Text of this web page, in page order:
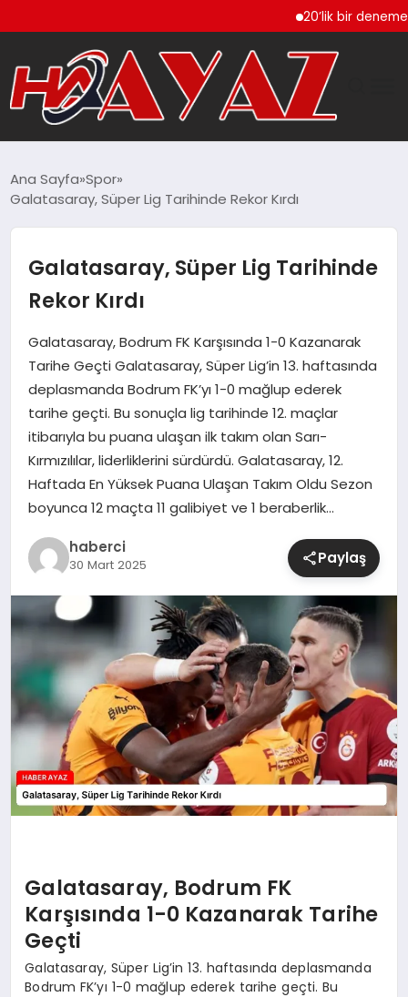
20’lik bir deneme
EĞITIM
EKONOMI
SAĞLIK
SIYASET
TEKNOLOJI
Ana Sayfa Spor
Galatasaray, Süper Lig Tarihinde Rekor Kırdı
Galatasaray, Süper Lig Tarihinde
Rekor Kırdı
Galatasaray, Bodrum FK Karşısında 1-0 Kazanarak
Tarihe Geçti Galatasaray, Süper Lig’in 13. haftasında
deplasmanda Bodrum FK’yı 1-0 mağlup ederek
tarihe geçti. Bu sonuçla lig tarihinde 12. maçlar
itibarıyla bu puana ulaşan ilk takım olan Sarı-
Kırmızılılar, liderliklerini sürdürdü. Galatasaray, 12.
Haftada En Yüksek Puana Ulaşan Takım Oldu Sezon
boyunca 12 maçta 11 galibiyet ve 1 beraberlik…
haberci
30 Mart 2025 Paylaş
Galatasaray, Bodrum FK
Karşısında 1-0 Kazanarak Tarihe
Geçti
Galatasaray, Süper Lig’in 13. haftasında deplasmanda
Bodrum FK’yı 1-0 mağlup ederek tarihe geçti. Bu